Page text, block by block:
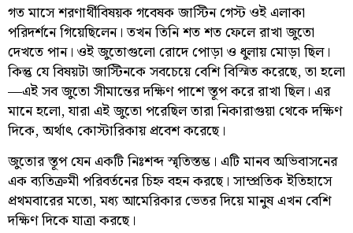
গত মাসে শরণার্থীবিষয়ক গবেষক জাস্টিন গেস্ট ওই এলাকা
পরিদর্শনে গিয়েছিলেন। তখন তিনি শত শত ফেলে রাখা জুতো
দেখতে পান। ওই জুতোগুলো রোদে পোড়া ও ধুলায় মোড়া ছিল।
কিন্তু যে বিষয়টা জাস্টিনকে সবচেয়ে বেশি বিস্মিত করেছে, তা হলো
—এই সব জুতো সীমান্তের দক্ষিণ পাশে স্তূপ করে রাখা ছিল। এর
মানে হলো, যারা এই জুতো পরেছিল তারা নিকারাগুয়া থেকে দক্ষিণ
দিকে, অর্থাৎ কোস্টারিকায় প্রবেশ করেছে।
জুতোর স্তূপ যেন একটি নিঃশব্দ স্মৃতিস্তম্ভ। এটি মানব অভিবাসনের
এক ব্যতিক্রমী পরিবর্তনের চিহ্ন বহন করছে। সাম্প্রতিক ইতিহাসে
প্রথমবারের মতো, মধ্য আমেরিকার ভেতর দিয়ে মানুষ এখন বেশি
দক্ষিণ দিকে যাত্রা করছে।